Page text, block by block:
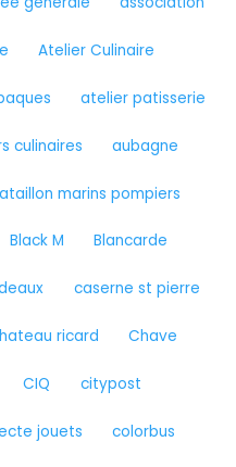
Atelier Culinaire
atelier patisserie
culinaires aubagne
marins pompiers
Black M Blancarde
caserne st pierre
ricard Chave
CIQ citypost
jouets colorbus